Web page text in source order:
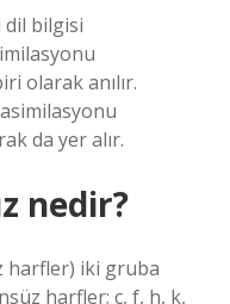
dil bilgisi
olarak anılır.
da yer alır.
nedir?
harfler) iki gruba
harfler; ç, f, h, k,